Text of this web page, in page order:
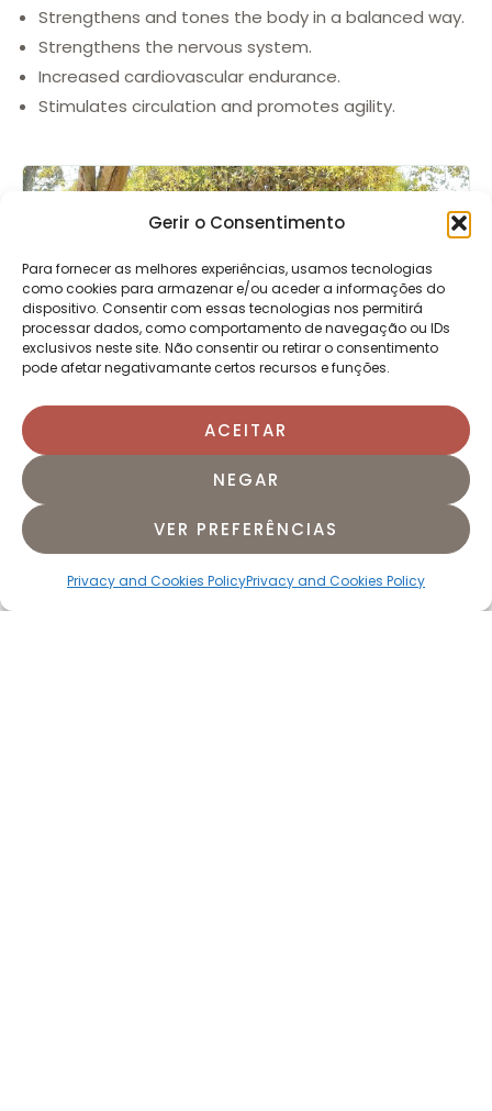
Gerir o Consentimento
Para fornecer as melhores experiências, usamos tecnologias
como cookies para armazenar e/ou aceder a informações do
dispositivo. Consentir com essas tecnologias nos permitirá
processar dados, como comportamento de navegação ou IDs
exclusivos neste site. Não consentir ou retirar o consentimento
pode afetar negativamante certos recursos e funções.
ACEITAR
NEGAR
VER PREFERÊNCIAS
Privacy and Cookies PolicyPrivacy and Cookies Policy
Strengthens and tones the body in a balanced way.
Strengthens the nervous system.
Increased cardiovascular endurance.
Stimulates circulation and promotes agility.
PRÁTICA INTRODUTÓRIA (PRÁTICA
GRATUITA)